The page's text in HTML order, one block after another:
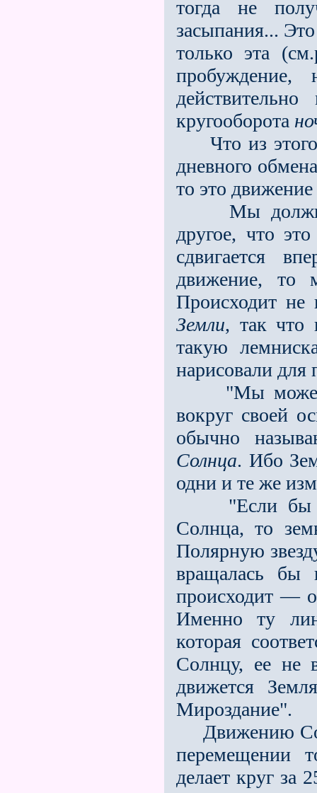
тогда не
засыпания...
только эта
кругооборота
Что из этого
дневного
то это
Мы должны
другое, что
сдвигается
движение,
Происходит
Земли, так что
такую
нарисовали для
"Мы можем
вокруг своей
обычно
Солнца. Ибо
одни и те же
"Если бы
Солнца, то
Полярную
вращалась бы
происходит —
Именно ту
которая
Солнцу, ее не
движется
Мироздание".
Движению
перемещении
делает круг за